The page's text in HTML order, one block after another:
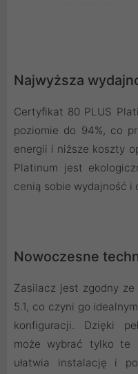
Najwyższa
Certyfikat 80 PLUS
poziomie do 94%, co
energii i niższe koszty
Platinum jest
cenią sobie wydajność i
Nowoczesne
Zasilacz jest zgodny ze
5.1, co czyni go
konfiguracji. Dzięki
może wybrać tylko te
ułatwia instalację i